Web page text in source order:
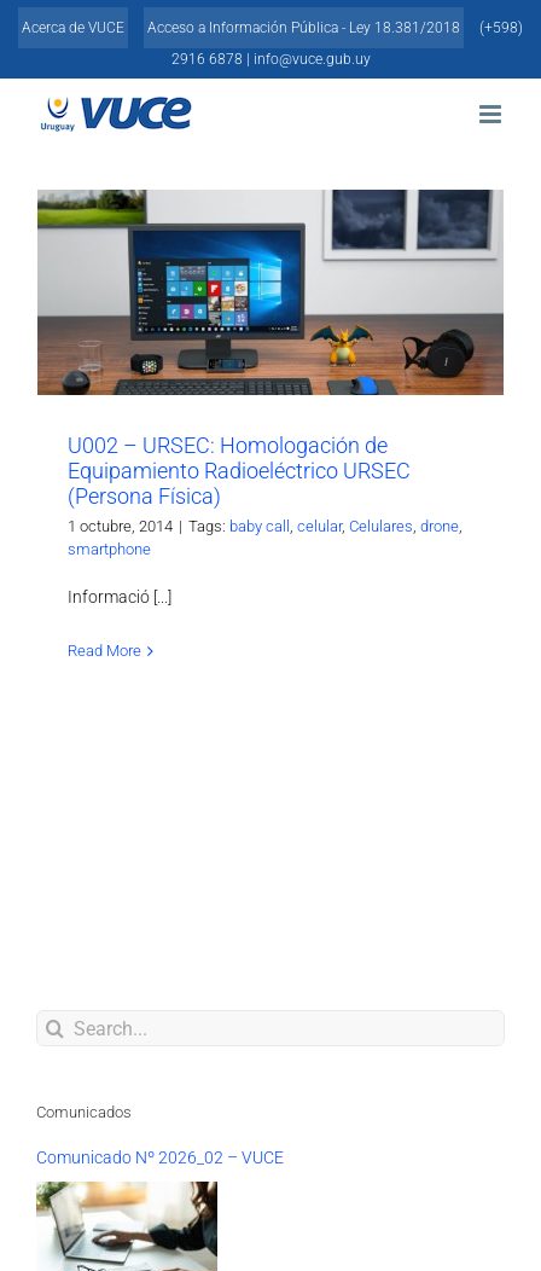
Skip
Acerca de VUCE Acceso a Información Pública - Ley 18.381/2018
(+598)
2916 6878 |
info@vuce.gub.uy
U002 – URSEC: Homologación de
Equipamiento Radioeléctrico URSEC
(Persona Física)
1 octubre, 2014 | Tags: baby call , celular, Celulares, drone,
smartphone
Informació [...]
Read More
Search
Comunicados
Comunicado Nº 2026_02 – VUCE